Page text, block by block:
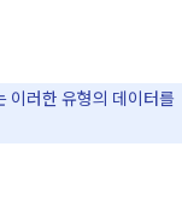
이러한 유형의 데이터를